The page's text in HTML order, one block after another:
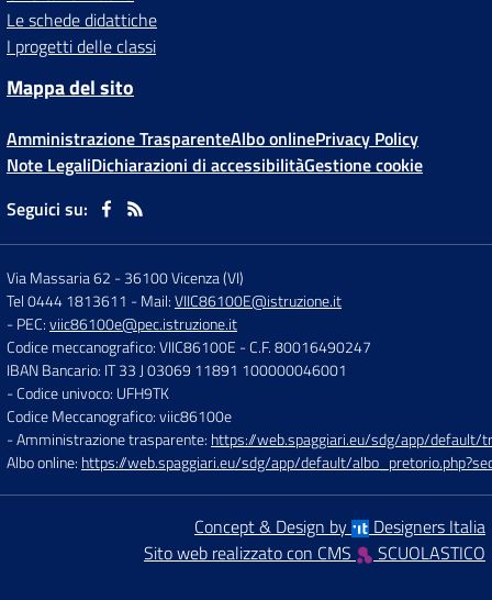
Le schede didattiche
I progetti delle classi
Mappa del sito
Amministrazione TrasparenteAlbo onlinePrivacy Policy
Note LegaliDichiarazioni di accessibilitàGestione cookie
Seguici su:
Via Massaria 62 -36100 Vicenza (VI)
Tel 0444 1813611 - Mail:VIIC86100E@istruzione.it
- PEC:viic86100e@pec.istruzione.it
Codice meccanografico: VIIC86100E - C.F. 80016490247
IBAN Bancario: IT 33 J 03069 11891 100000046001
- Codice univoco: UFH9TK
Codice Meccanografico: viic86100e
- Amministrazione trasparente: https://web.spaggiari.eu/sdg/app/default/
Albo online: https://web.spaggiari.eu/sdg/app/default/
Concept & Design by
Designers Italia
Sito web realizzato con CMS
SCUOLASTICO